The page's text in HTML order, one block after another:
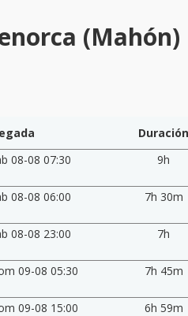
(Mahón)
Duración
08-08 07:30 9h
08-08 06:00 7h 30m
08-08 23:00 7h
09-08 05:30 7h 45m
09-08 15:00 6h 59m